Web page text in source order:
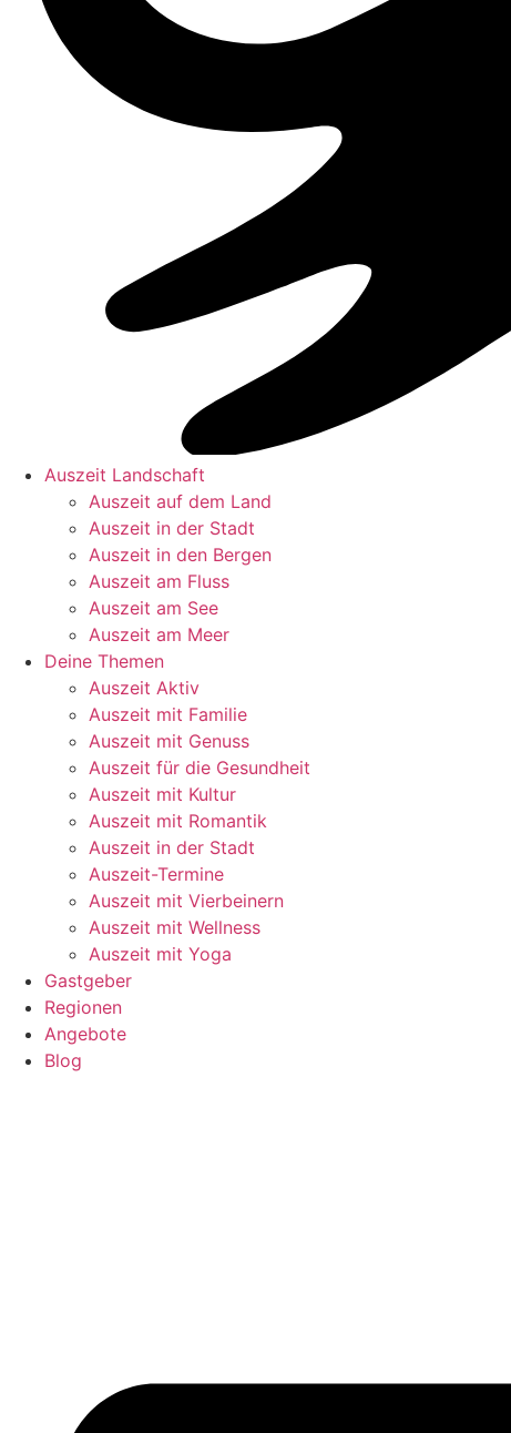
Auszeit Landschaft
Auszeit auf dem Land
Auszeit in der Stadt
Auszeit in den Bergen
Auszeit am Fluss
Auszeit am See
Auszeit am Meer
Deine Themen
Auszeit Aktiv
Auszeit mit Familie
Auszeit mit Genuss
Auszeit für die Gesundheit
Auszeit mit Kultur
Auszeit mit Romantik
Auszeit in der Stadt
Auszeit-Termine
Auszeit mit Vierbeinern
Auszeit mit Wellness
Auszeit mit Yoga
Gastgeber
Regionen
Angebote
Blog